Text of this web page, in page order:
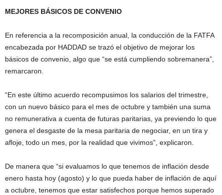
MEJORES BÁSICOS DE CONVENIO
En referencia a la recomposición anual, la conducción de la FATFA
encabezada por HADDAD se trazó el objetivo de mejorar los
básicos de convenio, algo que “se está cumpliendo sobremanera”,
remarcaron.
“En este último acuerdo recompusimos los salarios del trimestre,
con un nuevo básico para el mes de octubre y también una suma
no remunerativa a cuenta de futuras paritarias, ya previendo lo que
genera el desgaste de la mesa paritaria de negociar, en un tira y
afloje, todo un mes, por la realidad que vivimos”, explicaron.
De manera que “si evaluamos lo que tenemos de inflación desde
enero hasta hoy (agosto) y lo que pueda haber de inflación de aquí
a octubre, tenemos que estar satisfechos porque hemos superado